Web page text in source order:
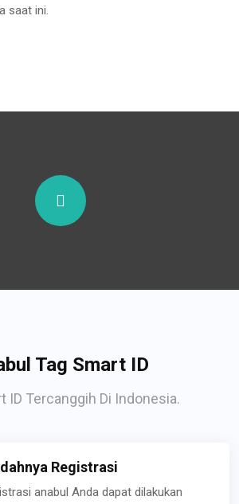
saat ini.
Tag Smart ID
ID Tercanggih Di Indonesia.
Registrasi
anabul Anda dapat dilakukan